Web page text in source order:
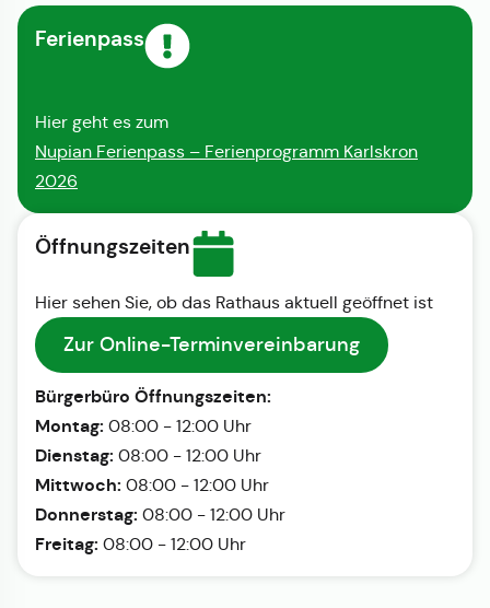
Ferienpass
Hier geht es zum
Nupian Ferienpass – Ferienprogramm Karlskron
2026
Öffnungszeiten
Hier sehen Sie, ob das Rathaus aktuell geöffnet ist
Zur Online-Terminvereinbarung
Bürgerbüro Öffnungszeiten:
Montag: 08:00 - 12:00 Uhr
Dienstag: 08:00 - 12:00 Uhr
Mittwoch: 08:00 - 12:00 Uhr
Donnerstag: 08:00 - 12:00 Uhr
Freitag: 08:00 - 12:00 Uhr